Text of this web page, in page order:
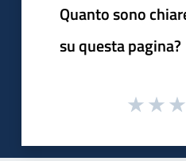
Quanto sono
su questa pagina?